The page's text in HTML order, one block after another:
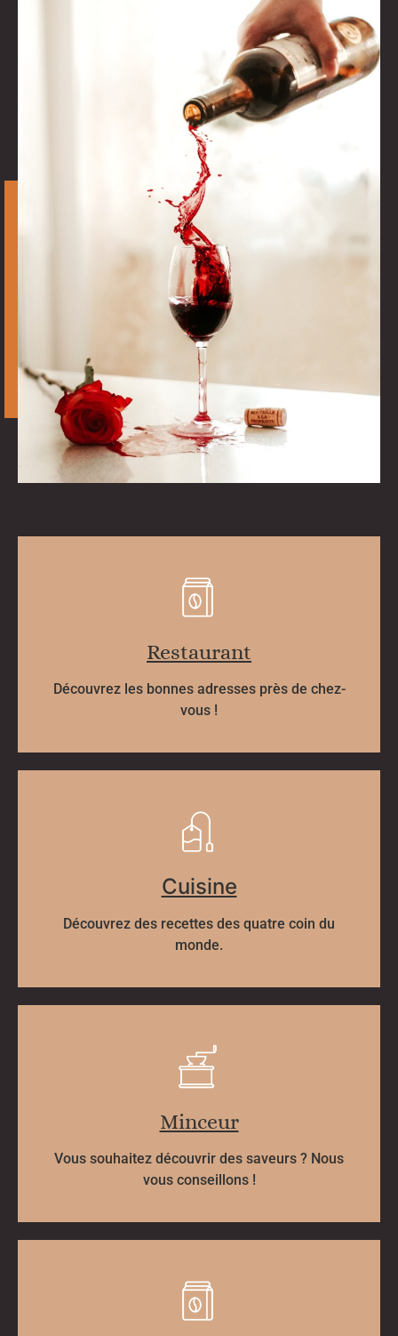
Restaurant
Découvrez les bonnes adresses près de chez-
vous !
Cuisine
Découvrez des recettes des quatre coin du
monde.
Minceur
Vous souhaitez découvrir des saveurs ? Nous
vous conseillons !